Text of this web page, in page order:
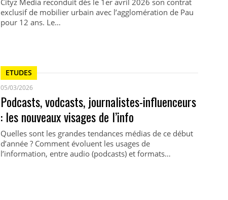
Cityz Media reconduit dès le 1er avril 2026 son contrat
exclusif de mobilier urbain avec l’agglomération de Pau
pour 12 ans. Le…
ETUDES
05/03/2026
Podcasts, vodcasts, journalistes-influenceurs
: les nouveaux visages de l’info
Quelles sont les grandes tendances médias de ce début
d’année ? Comment évoluent les usages de
l’information, entre audio (podcasts) et formats…